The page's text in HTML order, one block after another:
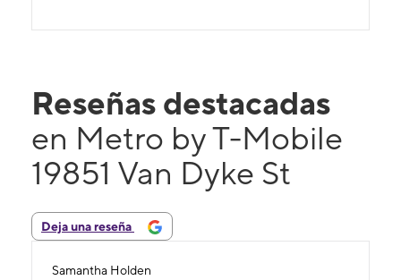
Reseñas destacadas
en Metro by T-Mobile
19851 Van Dyke St
Deja una reseña
Samantha Holden